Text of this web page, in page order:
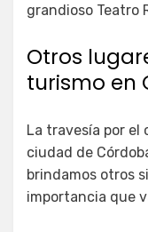
grandioso Teatro
Otros
turismo en
La travesía por el
ciudad de
brindamos otros
importancia que